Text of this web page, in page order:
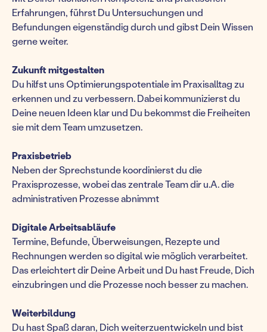
Erfahrungen, führst Du Untersuchungen und
Befundungen eigenständig durch und gibst Dein Wissen
gerne weiter.
Zukunft mitgestalten
Du hilfst uns Optimierungspotentiale im Praxisalltag zu
erkennen und zu verbessern. Dabei kommunizierst du
Deine neuen Ideen klar und Du bekommst die Freiheiten
sie mit dem Team umzusetzen.
Praxisbetrieb
Neben der Sprechstunde koordinierst du die
Praxisprozesse, wobei das zentrale Team dir u.A. die
administrativen Prozesse abnimmt
Digitale Arbeitsabläufe
Termine, Befunde, Überweisungen, Rezepte und
Rechnungen werden so digital wie möglich verarbeitet.
Das erleichtert dir Deine Arbeit und Du hast Freude, Dich
einzubringen und die Prozesse noch besser zu machen.
Weiterbildung
Du hast Spaß daran, Dich weiterzuentwickeln und bist